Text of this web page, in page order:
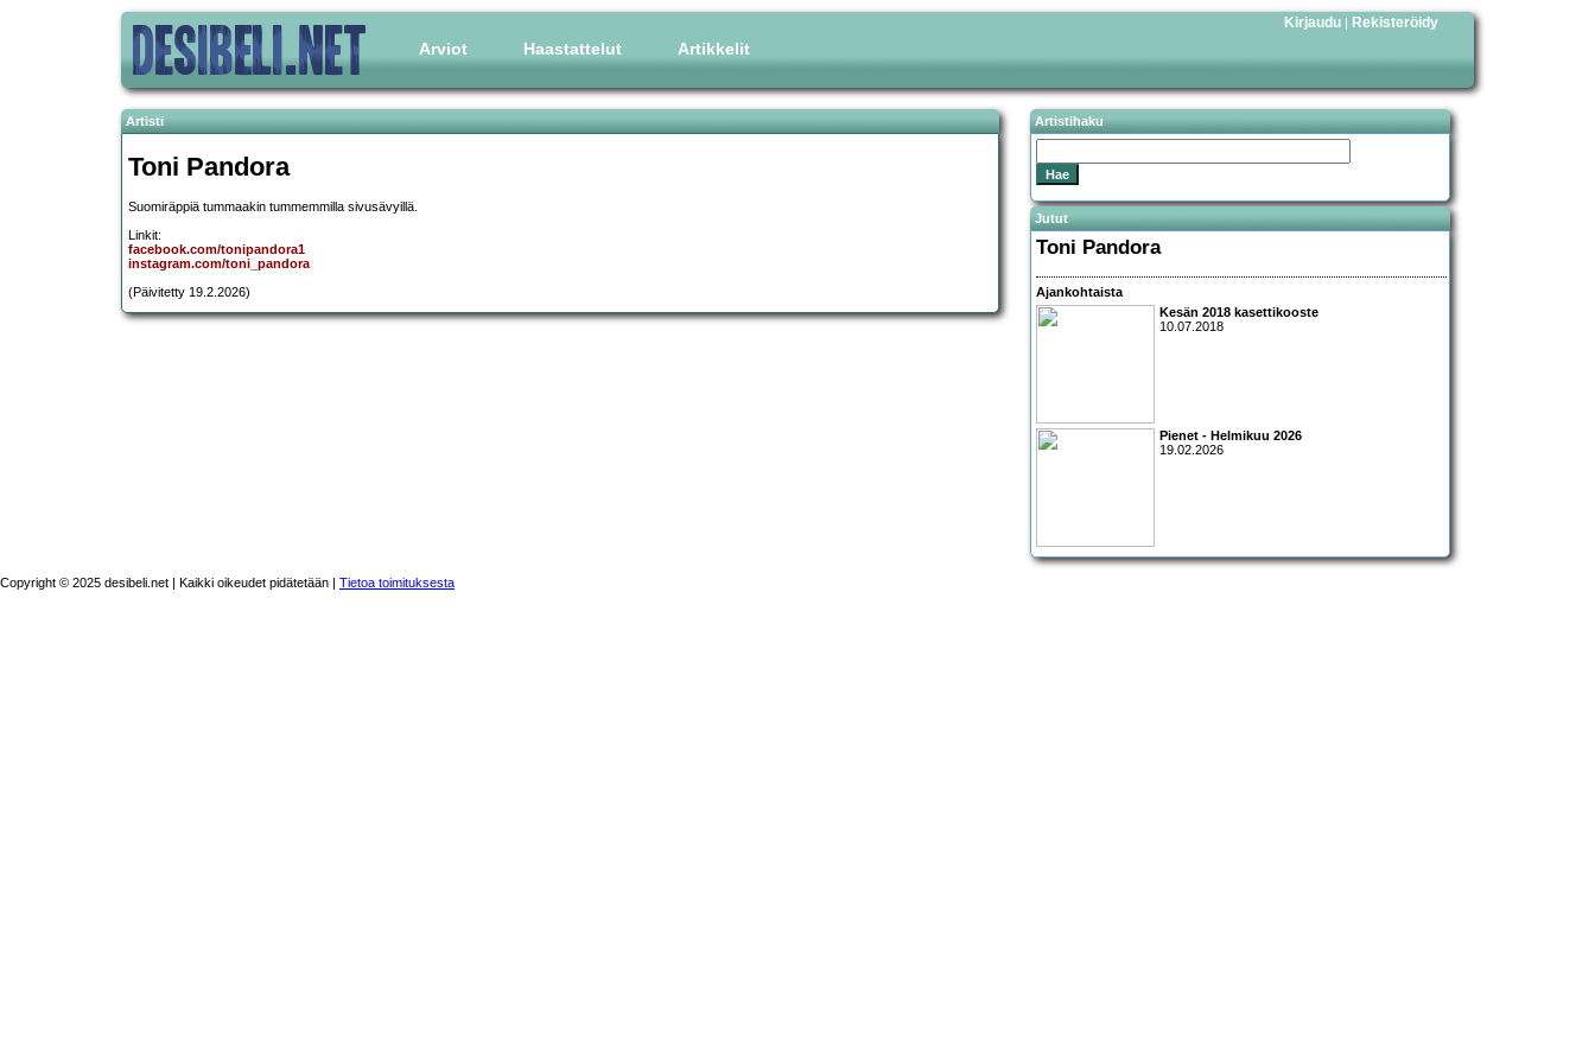
Arviot Haastattelut Artikkelit
Kirjaudu | Rekisteröidy
Artisti
Toni Pandora
Suomiräppiä tummaakin tummemmilla sivusävyillä.
Linkit:
facebook.com/tonipandora1
instagram.com/toni_pandora
(Päivitetty 19.2.2026)
Artistihaku
Jutut
Toni Pandora
Ajankohtaista
Kesän 2018 kasettikooste
10.07.2018
Pienet - Helmikuu 2026
19.02.2026
Copyright © 2025 desibeli.net | Kaikki oikeudet pidätetään | Tietoa toimituksesta